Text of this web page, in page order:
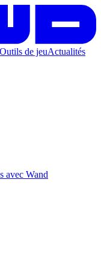
Outils de jeuActualités
avec Wand